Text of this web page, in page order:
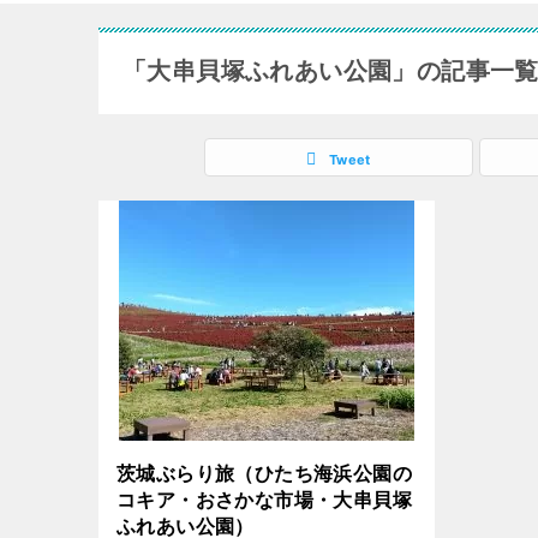
「大串貝塚ふれあい公園」の記事一覧
Tweet
茨城ぶらり旅（ひたち海浜公園の
コキア・おさかな市場・大串貝塚
ふれあい公園）